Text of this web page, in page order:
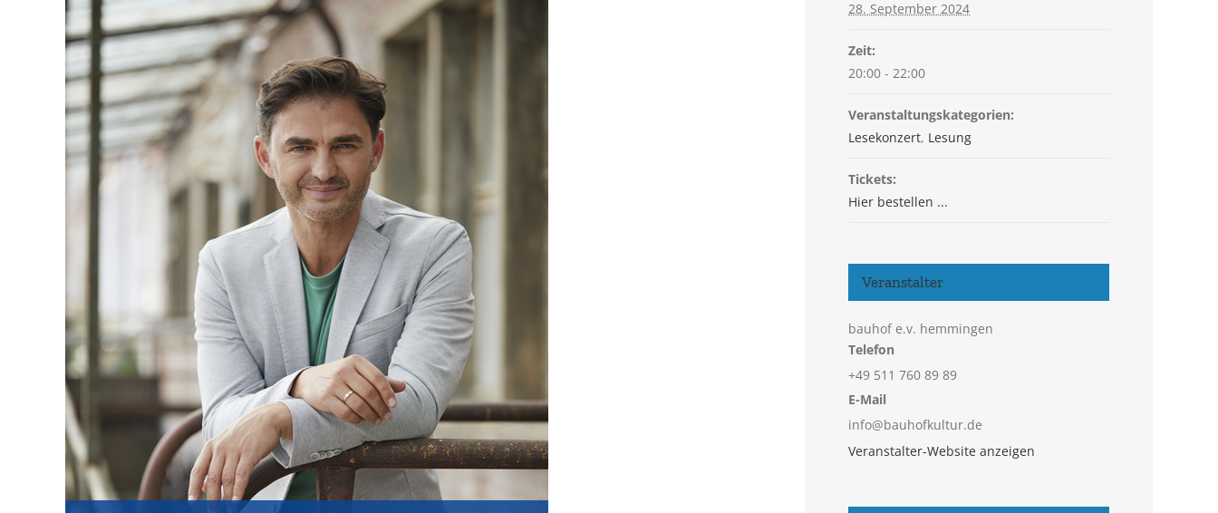
28. September 2024
Zeit:
20:00 - 22:00
Veranstaltungskategorien:
Lesekonzert, Lesung
Tickets:
Hier bestellen ...
Veranstalter
bauhof e.v. hemmingen
Telefon
+49 511 760 89 89
E-Mail
info@bauhofkultur.de
Veranstalter-Website anzeigen